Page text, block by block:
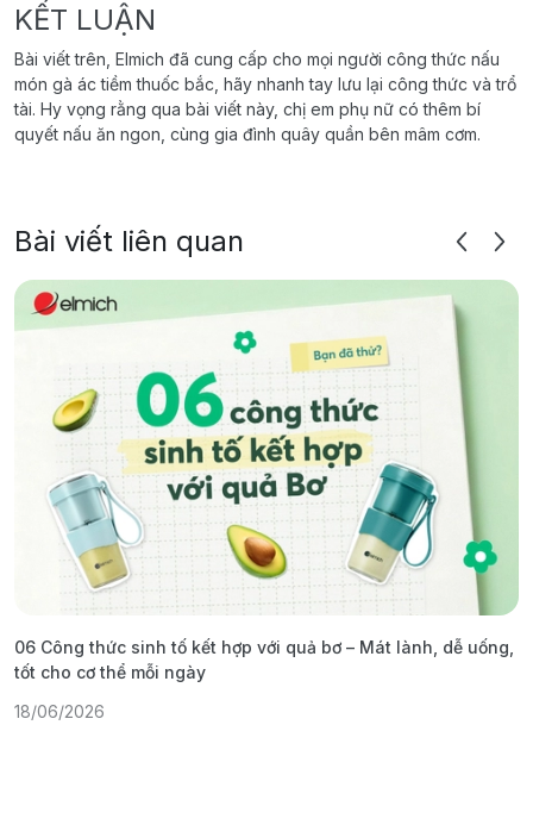
KẾT LUẬN
Bài viết trên, Elmich đã cung cấp cho mọi người công thức nấu
món gà ác tiềm thuốc bắc, hãy nhanh tay lưu lại công thức và trổ
tài. Hy vọng rằng qua bài viết này, chị em phụ nữ có thêm bí
quyết nấu ăn ngon, cùng gia đình quây quần bên mâm cơm.
Bài viết liên quan
06 Công thức sinh tố kết hợp với quả bơ – Mát lành, dễ uống,
tốt cho cơ thể mỗi ngày
18/06/2026